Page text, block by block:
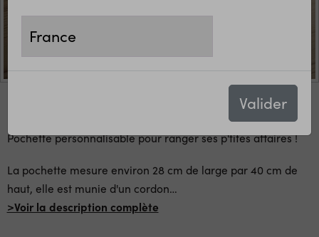
Valider
Pochette personnalisable pour ranger ses p'tites affaires !
La pochette mesure environ 28 cm de large par 40 cm de
haut, elle est munie d'un cordon…
>Voir la description complète